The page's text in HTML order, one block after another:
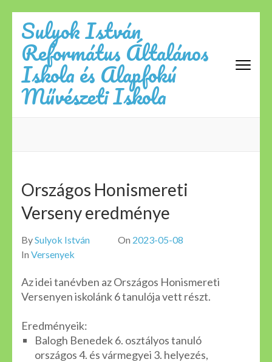
content
(Press
Enter)
Sulyok István
Református Általános
Iskola és Alapfokú
Művészeti Iskola
Országos Honismereti
Verseny eredménye
BySulyok István On 2023-05-08
In Versenyek
Az idei tanévben az Országos Honismereti
Versenyen iskolánk 6 tanulója vett részt.
Eredményeik:
Balogh Benedek 6. osztályos tanuló
országos 4. és vármegyei 3. helyezés,